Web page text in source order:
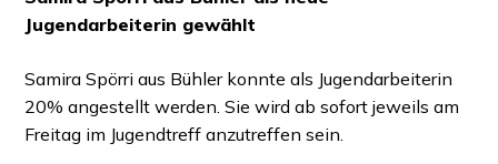
Jugendarbeiterin gewählt
Samira Spörri aus Bühler konnte als Jugendarbeiterin
20% angestellt werden. Sie wird ab sofort jeweils am
Freitag im Jugendtreff anzutreffen sein.